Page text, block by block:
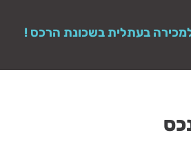
בעתלית בשכונת הרכס !